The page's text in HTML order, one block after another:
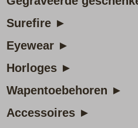
Surefire ►
Eyewear ►
Horloges ►
Wapentoebehoren ►
Accessoires ►